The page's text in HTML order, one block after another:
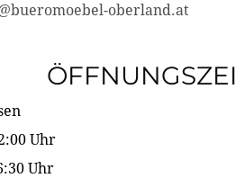
oberland.at
Uhr
Uhr